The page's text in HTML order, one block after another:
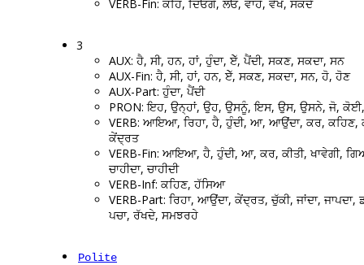
VERB-Fin: ਕਹਿ, ਦਿਓਗੇ, ਲਓ, ਵਾਹੋ, ਵੇਖੋ, ਸਕਦੇ
3
AUX: ਹੈ, ਸੀ, ਹਨ, ਹਾਂ, ਹੁੰਦਾ, ਏੱ, ਪੈਂਦੀ, ਸਕਣ, ਸਕਦਾ, ਸਨ
AUX-Fin: ਹੈ, ਸੀ, ਹਾਂ, ਹਨ, ਏੱ, ਸਕਣ, ਸਕਦਾ, ਸਨ, ਹੋ, ਹੋਣ
AUX-Part: ਹੁੰਦਾ, ਪੈਂਦੀ
PRON: ਇਹ, ਉਨ੍ਹਾਂ, ਉਹ, ਉਸਨੂੰ, ਇਸ, ਉਸ, ਉਸਨੇ, ਜੋ,
VERB: ਆਇਆ, ਰਿਹਾ, ਹੈ, ਹੁੰਦੀ, ਆ, ਆਉਂਦਾ, ਕਰ, ਕਹਿਣ,
ਕੇਂਦ੍ਰਤ
VERB-Fin: ਆਇਆ, ਹੈ, ਹੁੰਦੀ, ਆ, ਕਰ, ਕੀਤੀ, ਖਾਵੇਗੀ,
ਚਾਹੀਦਾ, ਚਾਹੀਦੀ
VERB-Inf: ਕਹਿਣ, ਹੱਸਿਆ
VERB-Part: ਰਿਹਾ, ਆਉਂਦਾ, ਕੇਂਦ੍ਰਤ, ਚੁੱਕੀ, ਜਾਂਦਾ, ਜਾਪਦਾ,
ਪਚਾ, ਰੱਖਦੇ, ਸਮਝਰਹੇ
Polite